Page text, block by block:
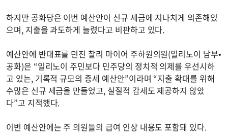
하지만 공화당은 이번 예산안이 신규 세금에 지나치게 의존해있
으며, 지출을 과도하게 늘렸다고 비판하고 있다.
예산안에 반대표를 던진 찰리 마이어 주하원의원(일리노이 남부•
공화)은 “일리노이 주민보다 민주당의 정치적 의제를 우선시하
고 있는, 기록적 규모의 증세 예산안”이라며 “지출 확대를 위해
수많은 신규 세금을 만들었고, 실질적 감세도 제공하지 않았
다”고 지적했다.
이번 예산안에는 주 의원들의 급여 인상 내용도 포함돼 있다.